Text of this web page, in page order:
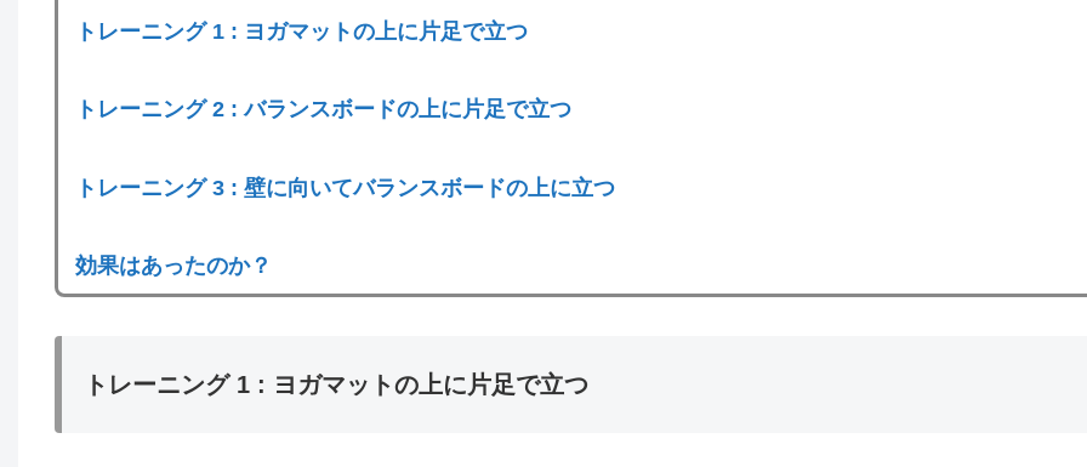
トレーニング 1 : ヨガマットの上に片足で立つ
トレーニング 2 : バランスボードの上に片足で立つ
トレーニング 3 : 壁に向いてバランスボードの上に立つ
効果はあったのか？
トレーニング 1 : ヨガマットの上に片足で立つ